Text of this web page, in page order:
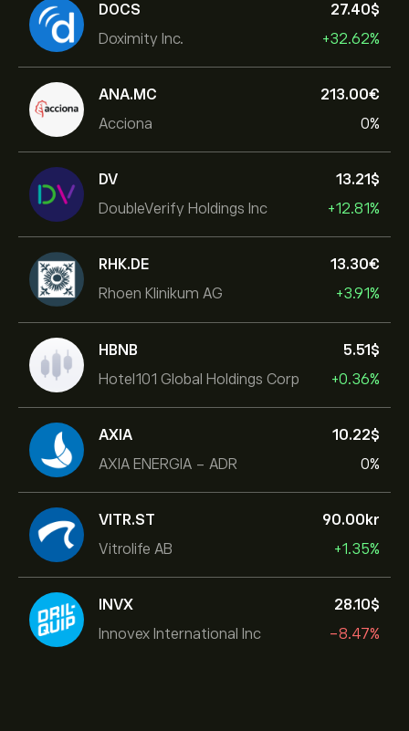
DOCS
Doximity Inc.
27.40‎$‎
+32.62%
ANA.MC
Acciona
213.00‎€‎
0%
DV
DoubleVerify Holdings Inc
13.21‎$‎
+12.81%
RHK.DE
Rhoen Klinikum AG
13.30‎€‎
+3.91%
HBNB
Hotel101 Global Holdings Corp
5.51‎$‎
+0.36%
AXIA
AXIA ENERGIA - ADR
10.22‎$‎
0%
VITR.ST
Vitrolife AB
90.00‎kr‎
+1.35%
INVX
Innovex International Inc
28.10‎$‎
-8.47%